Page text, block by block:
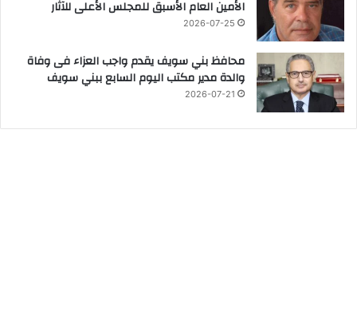
الأمين العام الأسبق للمجلس الأعلى للآثار
2026-07-25
محافظ بني سويف يقدم واجب العزاء فى وفاة
والدة مدير مكتب اليوم السابع ببني سويف
2026-07-21